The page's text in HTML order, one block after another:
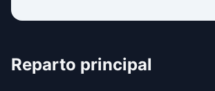
Reparto principal